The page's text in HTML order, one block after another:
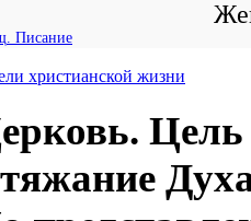
Писание
христианской жизни